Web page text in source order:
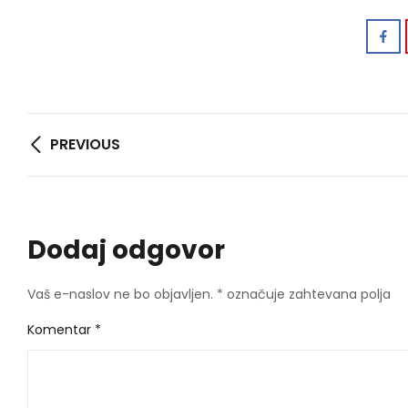
Navigacija
PREVIOUS
Dodaj odgovor
Vaš e-naslov ne bo objavljen. * označuje zahtevana polja
Komentar *